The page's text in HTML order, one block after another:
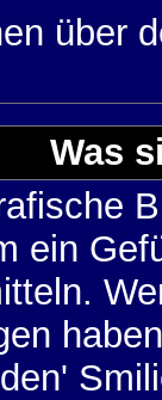
über
Was
ein